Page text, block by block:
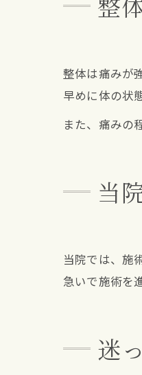
整体は痛みが
早めに体の状
また、痛みの
当
当院では、施
急いで施術を
迷